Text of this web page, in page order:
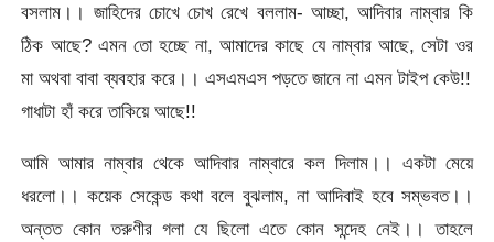
বসলাম।। জাহিদের চোখে চোখ রেখে বললাম- আচ্ছা, আদিবার নাম্বার কি
ঠিক আছে? এমন তো হচ্ছে না, আমাদের কাছে যে নাম্বার আছে, সেটা ওর
মা অথবা বাবা ব্যবহার করে।। এসএমএস পড়তে জানে না এমন টাইপ কেউ!!
গাধাটা হাঁ করে তাকিয়ে আছে!!
আমি আমার নাম্বার থেকে আদিবার নাম্বারে কল দিলাম।। একটা মেয়ে
ধরলো।। কয়েক সেকেন্ড কথা বলে বুঝলাম, না আদিবাই হবে সম্ভবত।।
অন্তত কোন তরুণীর গলা যে ছিলো এতে কোন সন্দেহ নেই।। তাহলে